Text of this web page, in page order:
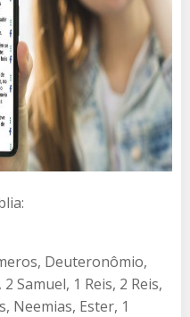
Deuteronômio,
Samuel, 1 Reis, 2 Reis,
Neemias, Ester, 1